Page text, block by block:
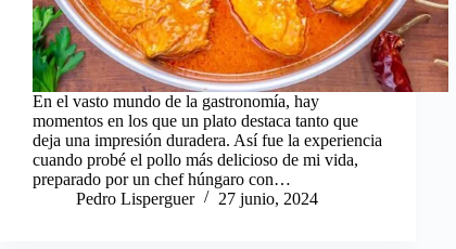
En el vasto mundo de la gastronomía, hay
momentos en los que un plato destaca tanto que
deja una impresión duradera. Así fue la experiencia
cuando probé el pollo más delicioso de mi vida,
preparado por un chef húngaro con…
Pedro Lisperguer
27 junio, 2024